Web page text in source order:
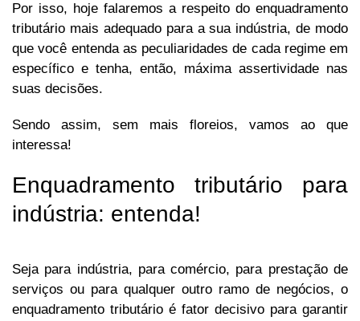
Por isso, hoje falaremos a respeito do enquadramento
tributário mais adequado para a sua indústria, de modo
que você entenda as peculiaridades de cada regime em
específico e tenha, então, máxima assertividade nas
suas decisões.
Sendo assim, sem mais floreios, vamos ao que
interessa!
Enquadramento tributário para
indústria: entenda!
Seja para indústria, para comércio, para prestação de
serviços ou para qualquer outro ramo de negócios, o
enquadramento tributário é fator decisivo para garantir